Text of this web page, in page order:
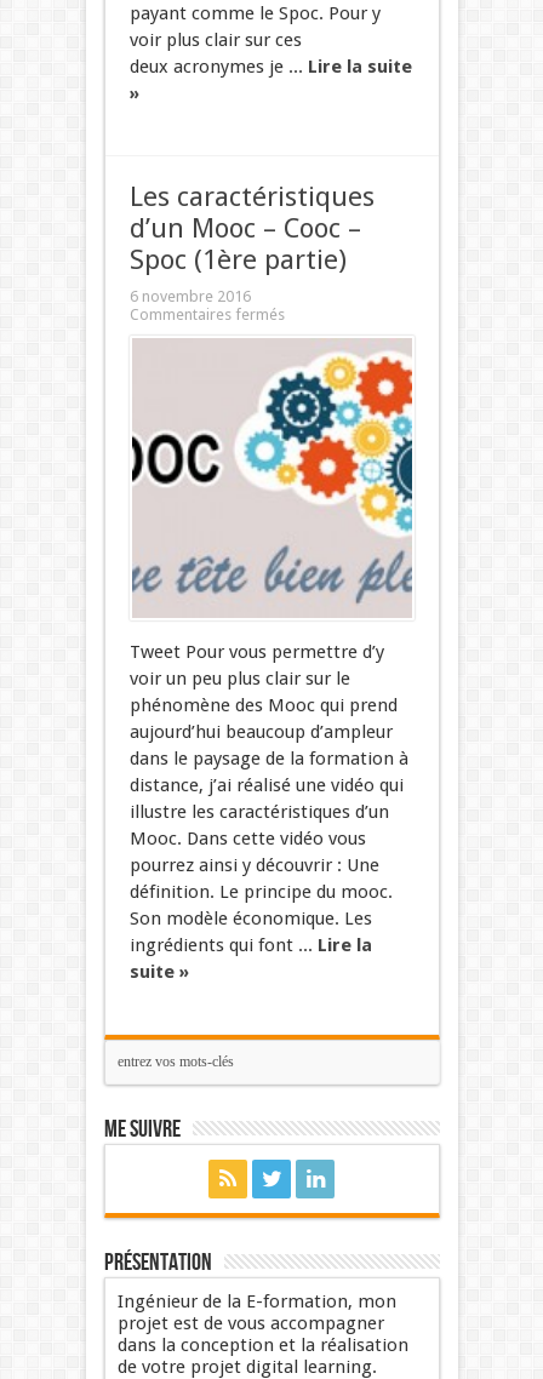
payant comme le Spoc. Pour y
voir plus clair sur ces
deux acronymes je ... Lire la suite
»
Les caractéristiques
d’un Mooc – Cooc –
Spoc (1ère partie)
6 novembre 2016
Commentaires fermés
Tweet Pour vous permettre d’y
voir un peu plus clair sur le
phénomène des Mooc qui prend
aujourd’hui beaucoup d’ampleur
dans le paysage de la formation à
distance, j’ai réalisé une vidéo qui
illustre les caractéristiques d’un
Mooc. Dans cette vidéo vous
pourrez ainsi y découvrir : Une
définition. Le principe du mooc.
Son modèle économique. Les
ingrédients qui font ... Lire la
suite »
Me suivre
Présentation
Ingénieur de la E-formation, mon
projet est de vous accompagner
dans la conception et la réalisation
de votre projet digital learning.